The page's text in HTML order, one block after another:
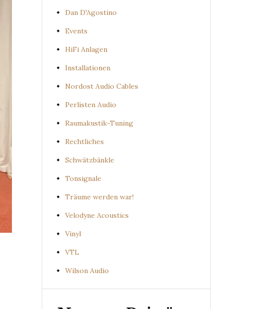
Dan D'Agostino
Events
HiFi Anlagen
Installationen
Nordost Audio Cables
Perlisten Audio
Raumakustik-Tuning
Rechtliches
Schwätzbänkle
Tonsignale
Träume werden war!
Velodyne Acoustics
Vinyl
VTL
Wilson Audio